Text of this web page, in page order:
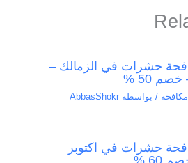
حشرات في الزمالك –
/ بواسطة AbbasShokr
حشرات في اكتوبر